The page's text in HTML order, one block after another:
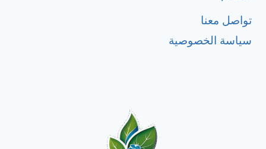
تواصل معنا
سياسة الخصوصية